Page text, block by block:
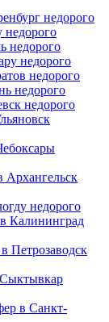
недорого
недорого
недорого
недорого
недорого
недорого
недорого
Архангельск
недорого
Калининград
Петрозаводск
в Санкт-